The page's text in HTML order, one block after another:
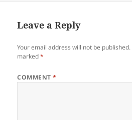
Leave a Reply
Your email address will not be published.
marked*
COMMENT*